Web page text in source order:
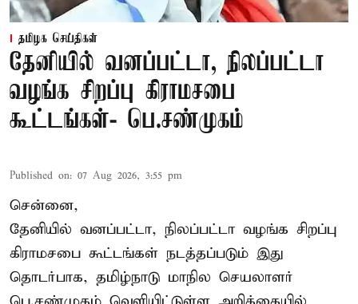
தமிழக செய்திகள்
தேனியில் வனப்பட்டா, நிலப்பட்டா
வழங்க சிறப்பு கிராமசபை
கூட்டங்கள்- பெ.சண்முகம்
Published on: 07 Aug 2026, 3:55 pm
சென்னை,
தேனியில் வனப்பட்டா, நிலப்பட்டா வழங்க சிறப்பு
கிராமசபை கூட்டங்கள் நடத்தப்படும் இது
தொடர்பாக, தமிழ்நாடு மாநில செயலாளர்